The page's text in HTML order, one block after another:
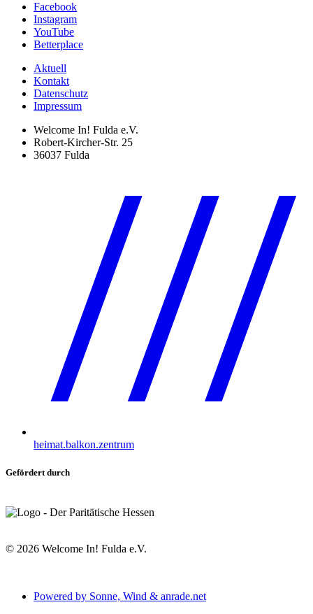
Facebook
Instagram
YouTube
Betterplace
Aktuell
Kontakt
Datenschutz
Impressum
Welcome In! Fulda e.V.
Robert-Kircher-Str. 25
36037 Fulda
heimat.balkon.zentrum
Gefördert durch
© 2026 Welcome In! Fulda e.V.
Powered by Sonne, Wind & anrade.net